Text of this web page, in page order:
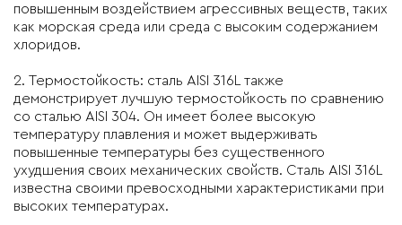
повышенным воздействием агрессивных веществ, таких
как морская среда или среда с высоким содержанием
хлоридов.
2. Термостойкость: сталь AISI 316L также
демонстрирует лучшую термостойкость по сравнению
со сталью AISI 304. Он имеет более высокую
температуру плавления и может выдерживать
повышенные температуры без существенного
ухудшения своих механических свойств. Сталь AISI 316L
известна своими превосходными характеристиками при
высоких температурах.